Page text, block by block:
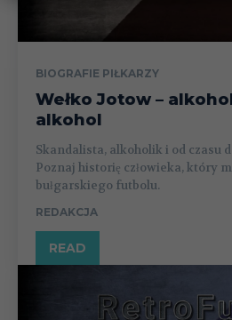
BIOGRAFIE PIŁKARZY
Wełko Jotow –
alkohol
Skandalista, alkoholik i od czasu
Poznaj historię człowieka, który
bułgarskiego futbolu.
REDAKCJA
READ